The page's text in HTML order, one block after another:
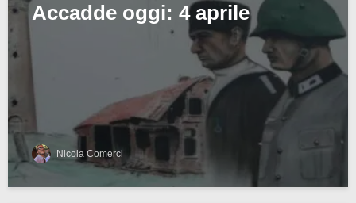
Accadde oggi: 4 aprile
Nicola Comerci